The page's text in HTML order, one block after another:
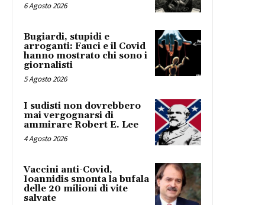
6 Agosto 2026
Bugiardi, stupidi e
arroganti: Fauci e il Covid
hanno mostrato chi sono i
giornalisti
5 Agosto 2026
I sudisti non dovrebbero
mai vergognarsi di
ammirare Robert E. Lee
4 Agosto 2026
Vaccini anti-Covid,
Ioannidis smonta la bufala
delle 20 milioni di vite
salvate